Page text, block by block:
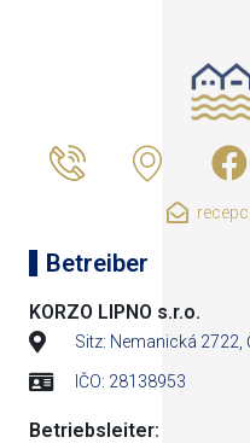
Betreiber
KORZO LIPNO s.r.o.
Sitz: Nemanická 2722,
IČO: 28138953
Betriebsleiter: